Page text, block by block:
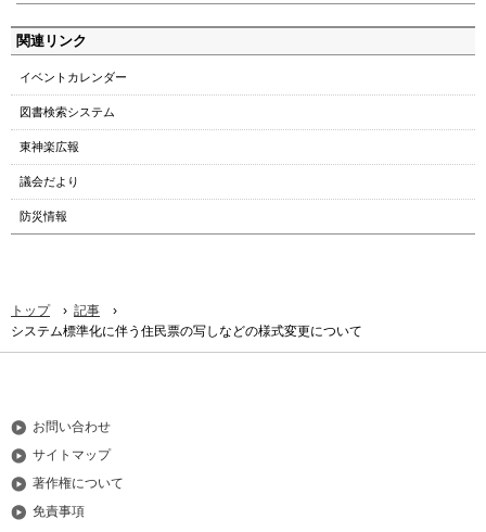
ー関連リンク
イベントカレンダー
図書検索システム
東神楽広報
議会だより
防災情報
トップ › 記事
›
システム標準化に伴う住民票の写しなどの様式変更について
お問い合わせ
サイトマップ
著作権について
免責事項